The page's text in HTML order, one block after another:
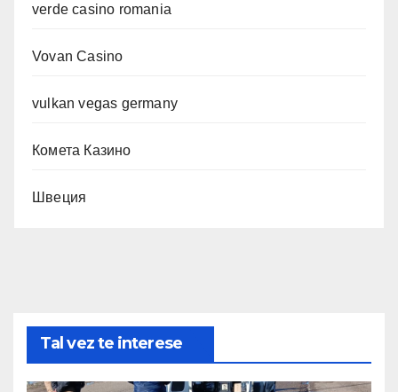
verde casino romania
Vovan Casino
vulkan vegas germany
Комета Казино
Швеция
Tal vez te interese